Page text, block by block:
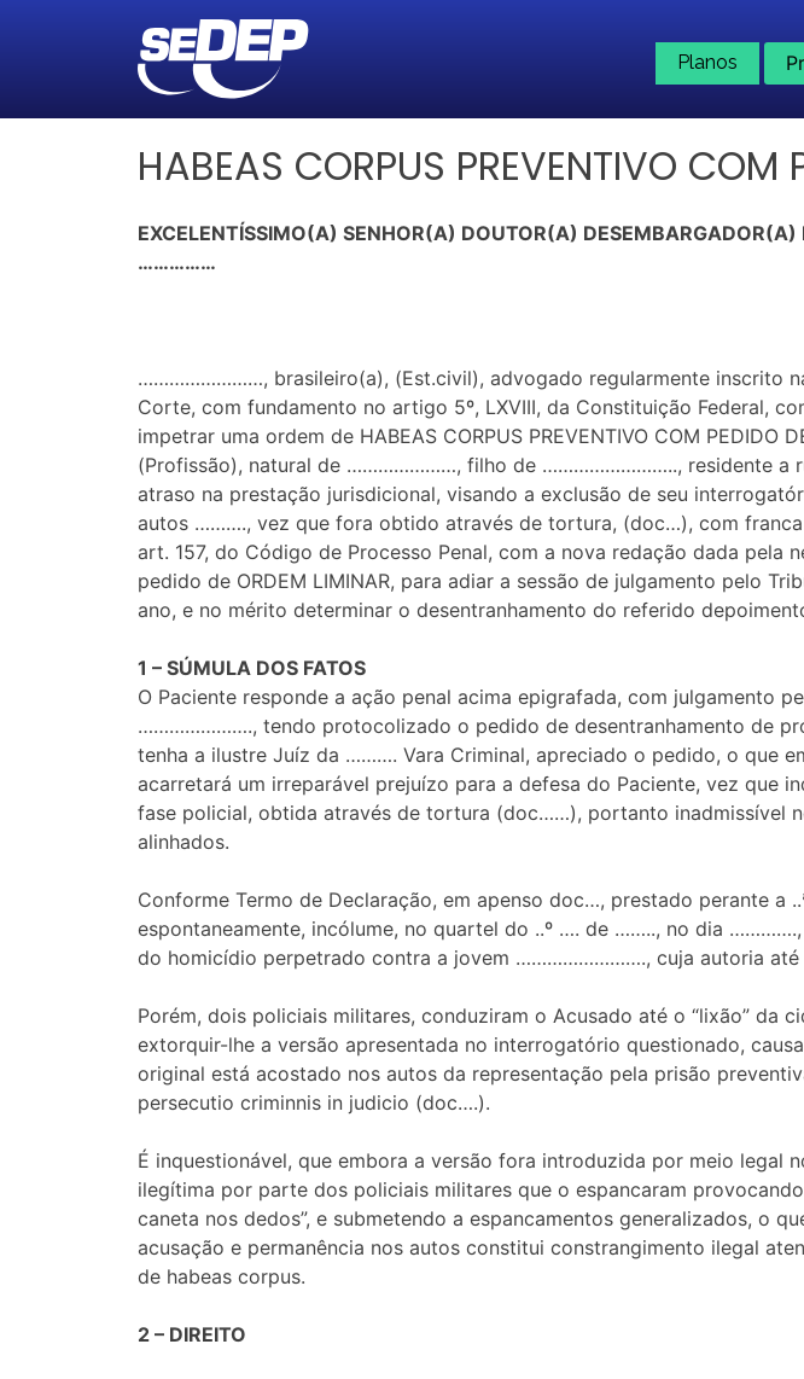
Planos
HABEAS CORPUS PREVENTIVO COM
EXCELENTÍSSIMO(A) SENHOR(A) DOUTOR(A) DESEMBARGADOR(A)
……………
……………………, brasileiro(a), (Est.civil), advogado regularmente inscrito
Corte, com fundamento no artigo 5º, LXVIII, da Constituição Federal,
impetrar uma ordem de HABEAS CORPUS PREVENTIVO COM
(Profissão), natural de …………………, filho de …………………….., residente
atraso na prestação jurisdicional, visando a exclusão de seu
autos ………., vez que fora obtido através de tortura, (doc…), com
art. 157, do Código de Processo Penal, com a nova redação dada
pedido de ORDEM LIMINAR, para adiar a sessão de julgamento pelo
ano, e no mérito determinar o desentranhamento do referido
1 – SÚMULA DOS FATOS
O Paciente responde a ação penal acima epigrafada, com julgamento
…………………., tendo protocolizado o pedido de desentranhamento de
tenha a ilustre Juíz da ………. Vara Criminal, apreciado o pedido, o que
acarretará um irreparável prejuízo para a defesa do Paciente, vez que
fase policial, obtida através de tortura (doc……), portanto inadmissível
alinhados.
Conforme Termo de Declaração, em apenso doc…, prestado perante a
espontaneamente, incólume, no quartel do ..º …. de …….., no dia
do homicídio perpetrado contra a jovem ……………………., cuja autoria até
Porém, dois policiais militares, conduziram o Acusado até o “lixão”
extorquir-lhe a versão apresentada no interrogatório questionado,
original está acostado nos autos da representação pela prisão
persecutio criminnis in judicio (doc….).
É inquestionável, que embora a versão fora introduzida por meio
ilegítima por parte dos policiais militares que o espancaram
caneta nos dedos”, e submetendo a espancamentos generalizados, o
acusação e permanência nos autos constitui constrangimento ilegal
de habeas corpus.
2 – DIREITO